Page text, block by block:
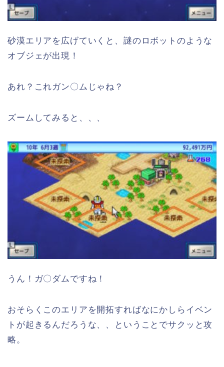
砂漠エリアを広げていくと、謎のロボットのような
オブジェが出現！
あれ？これガン〇ムじゃね？
ズームしてみると、、、
うん！ガ〇ダムですね！
おそらくこのエリアを開拓すればなにかしらイベン
トが起きるんだろうな、、ということでサクッと攻
略。